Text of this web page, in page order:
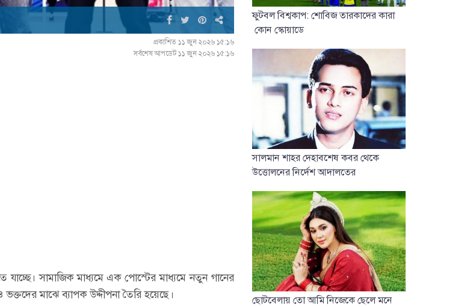
প্রকাশিত ১১ জুন ২০২৬ ১৫:১৬
সর্বশেষ আপডেট ১১ জুন ২০২৬ ১৫:১৬
যাচ্ছে। সামাজিক মাধ্যমে এক পোস্টের মাধ্যমে নতুন গানের
ভক্তদের মাঝে ব্যাপক উদ্দীপনা তৈরি হয়েছে।
ফুটবল বিশ্বকাপ: শোবিজ তারকাদের কারা
কোন স্কোয়াডে
সালমান শাহর দেহাবশেষ কবর থেকে
উত্তোলনের নির্দেশ আদালতের
ছোটবেলায় তো আমি নিজেকে ছেলে মনে